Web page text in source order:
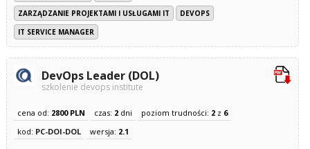
ZARZĄDZANIE PROJEKTAMI I USŁUGAMI IT
DEVOPS
IT SERVICE MANAGER
DevOps Leader (DOL)
szkolenie devops institute
cena od: 2800 PLN czas: 2dni poziom trudności: 2z 6
kod: PC-DOI-DOL wersja: 2.1